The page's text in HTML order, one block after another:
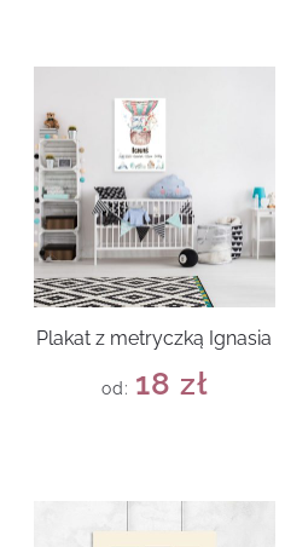
Plakat z metryczką Ignasia
od: 18 zł